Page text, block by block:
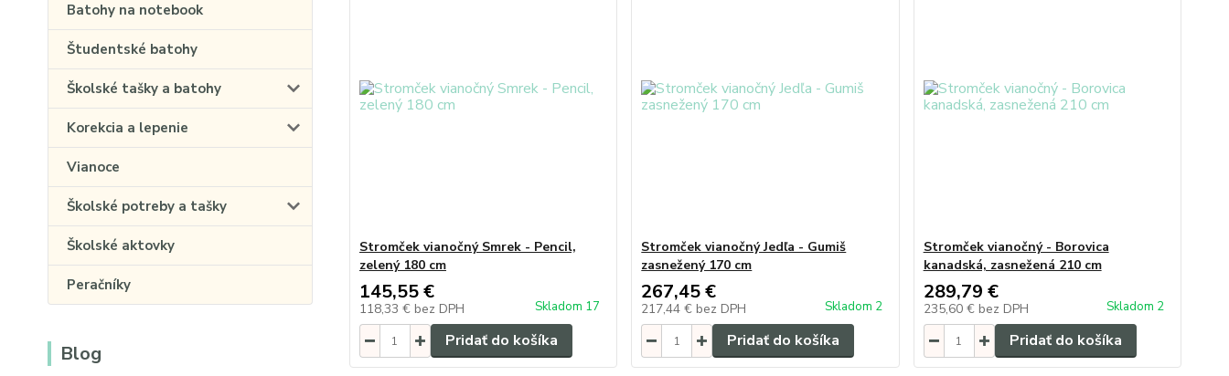
Batohy na notebook
Študentské batohy
Školské tašky a batohy
Korekcia a lepenie
Vianoce
Školské potreby a tašky
Školské aktovky
Peračníky
Blog
Stromček vianočný Smrek - Pencil,
zelený 180 cm
145,55 €
118,33 € bez DPH Skladom 17
Pridať do košíka
Stromček vianočný Jedľa - Gumiš
zasnežený 170 cm
267,45 €
217,44 € bez DPH Skladom 2
Pridať do košíka
Stromček vianočný - Borovica
kanadská, zasnežená 210 cm
289,79 €
235,60 € bez DPH Skladom 2
Pridať do košíka